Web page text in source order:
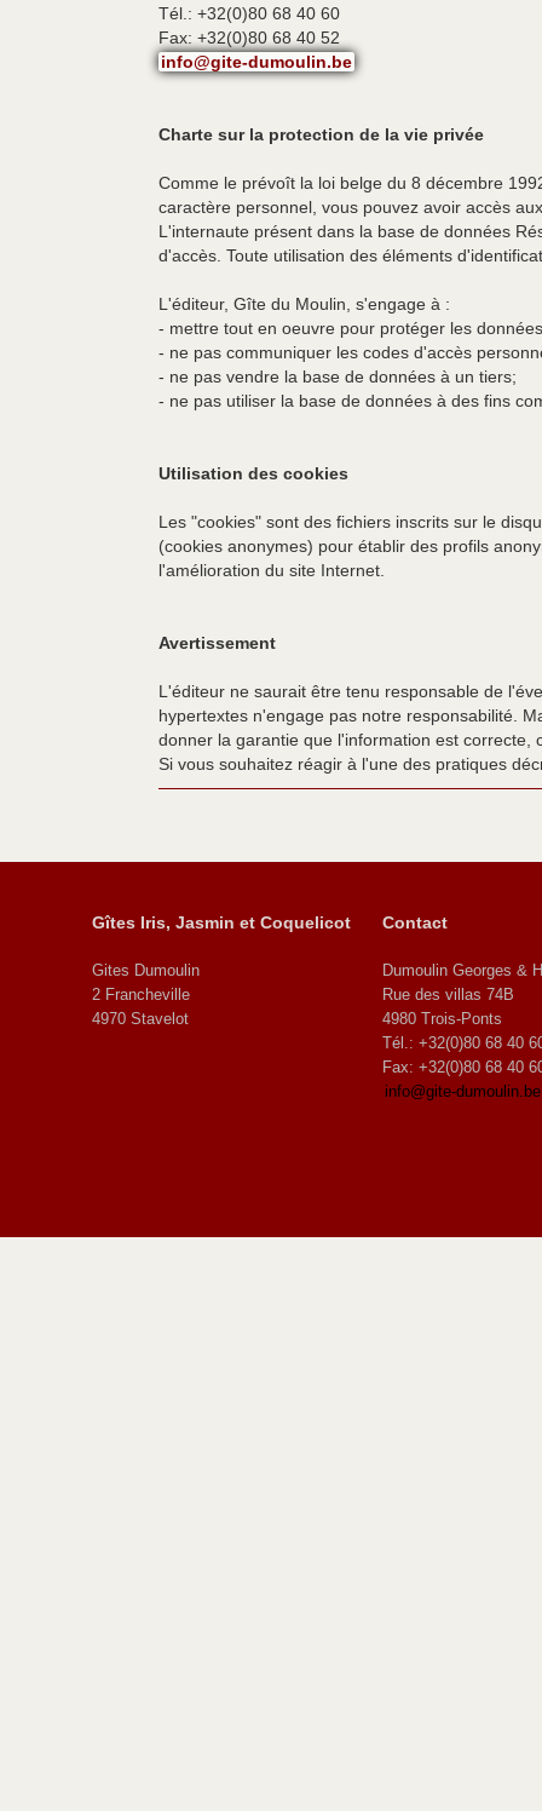
Tél.: +32(0)80 68 40 60
Fax: +32(0)80 68 40 52
info@gite-dumoulin.be
Charte sur la protection de la vie privée
Comme le prévoît la loi belge du 8 décembre
caractère personnel, vous pouvez avoir accès
L'internaute présent dans la base de données
d'accès. Toute utilisation des éléments
L'éditeur, Gîte du Moulin, s'engage à :
- mettre tout en oeuvre pour protéger les
- ne pas communiquer les codes d'accès
- ne pas vendre la base de données à un tiers;
- ne pas utiliser la base de données à des fins
Utilisation des cookies
Les "cookies" sont des fichiers inscrits sur le
(cookies anonymes) pour établir des profils
l'amélioration du site Internet.
Avertissement
L'éditeur ne saurait être tenu responsable de
hypertextes n'engage pas notre responsabilité.
donner la garantie que l'information est correcte,
Si vous souhaitez réagir à l'une des pratiques
Gîtes Iris, Jasmin et Coquelicot
Gites Dumoulin
2 Francheville
4970 Stavelot
Contact
Dumoulin Georges &
Rue des villas 74B
4980 Trois-Ponts
Tél.: +32(0)80 68 40
Fax: +32(0)80 68 40
info@gite-dumoulin.be